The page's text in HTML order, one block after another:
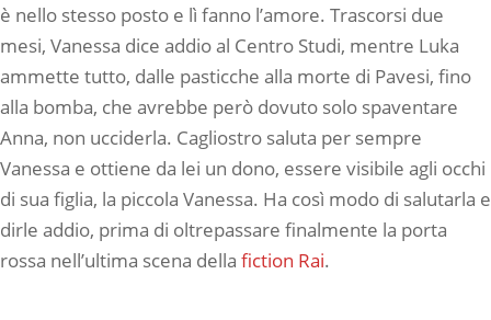
è nello stesso posto e lì fanno l’amore. Trascorsi due
mesi, Vanessa dice addio al Centro Studi, mentre Luka
ammette tutto, dalle pasticche alla morte di Pavesi, fino
alla bomba, che avrebbe però dovuto solo spaventare
Anna, non ucciderla. Cagliostro saluta per sempre
Vanessa e ottiene da lei un dono, essere visibile agli occhi
di sua figlia, la piccola Vanessa. Ha così modo di salutarla e
dirle addio, prima di oltrepassare finalmente la porta
rossa nell’ultima scena della fiction Rai.